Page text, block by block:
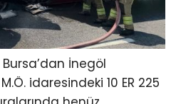
İnegöl
idaresindeki 10 ER 225